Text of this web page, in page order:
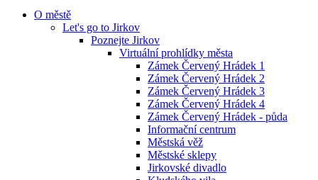
O městě
Let's go to Jirkov
Poznejte Jirkov
Virtuální prohlídky města
Zámek Červený Hrádek 1
Zámek Červený Hrádek 2
Zámek Červený Hrádek 3
Zámek Červený Hrádek 4
Zámek Červený Hrádek - půda
Informační centrum
Městská věž
Městské sklepy
Jirkovské divadlo